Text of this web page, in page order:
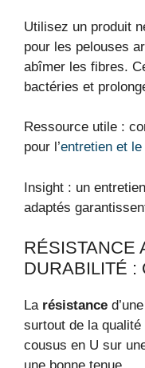
Utilisez un produit
pour les pelouses
abîmer les fibres.
bactéries et
Ressource utile :
pour l’entretien et
Insight : un
adaptés
RÉSISTANCE
DURABILITÉ :
La résistance
surtout de la
cousus en U sur